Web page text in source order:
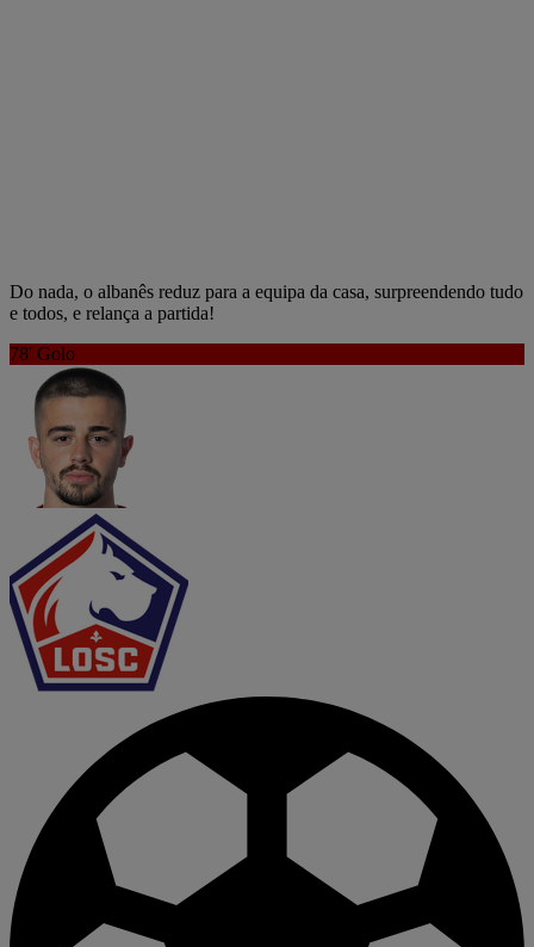
Do nada, o albanês reduz para a equipa da casa, surpreendendo tudo
e todos, e relança a partida!
78' Golo